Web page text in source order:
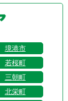
境港市
若桜町
三朝町
北栄町